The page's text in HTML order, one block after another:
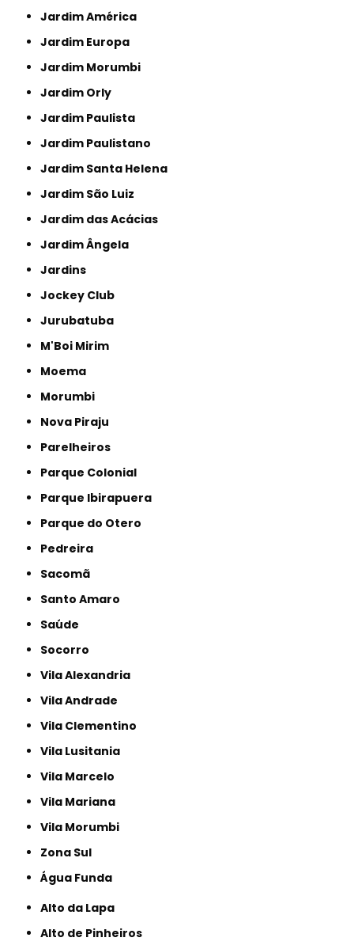
Jardim América
Jardim Europa
Jardim Morumbi
Jardim Orly
Jardim Paulista
Jardim Paulistano
Jardim Santa Helena
Jardim São Luiz
Jardim das Acácias
Jardim Ângela
Jardins
Jockey Club
Jurubatuba
M'Boi Mirim
Moema
Morumbi
Nova Piraju
Parelheiros
Parque Colonial
Parque Ibirapuera
Parque do Otero
Pedreira
Sacomã
Santo Amaro
Saúde
Socorro
Vila Alexandria
Vila Andrade
Vila Clementino
Vila Lusitania
Vila Marcelo
Vila Mariana
Vila Morumbi
Zona Sul
Água Funda
Alto da Lapa
Alto de Pinheiros